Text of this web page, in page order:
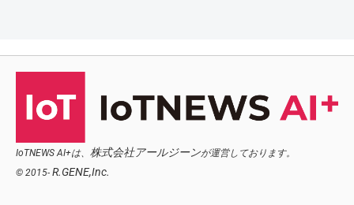
IoTNEWS AI+は、 株式会社アールジーンが運営しております。
© 2015- R.GENE,Inc.